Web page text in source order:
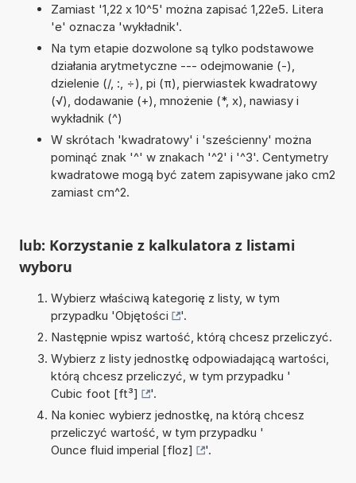
Zamiast '1,22 x 10^5' można zapisać 1,22e5. Litera
'e' oznacza 'wykładnik'.
Na tym etapie dozwolone są tylko podstawowe
działania arytmetyczne --- odejmowanie (-),
dzielenie (/, :, ÷), pi (π), pierwiastek kwadratowy
(√), dodawanie (+), mnożenie (*, x), nawiasy i
wykładnik (^)
W skrótach 'kwadratowy' i 'sześcienny' można
pominąć znak '^' w znakach '^2' i '^3'. Centymetry
kwadratowe mogą być zatem zapisywane jako cm2
zamiast cm^2.
lub: Korzystanie z kalkulatora z listami
wyboru
Wybierz właściwą kategorię z listy, w tym
przypadku 'Objętości
'.
Następnie wpisz wartość, którą chcesz przeliczyć.
Wybierz z listy jednostkę odpowiadającą wartości,
którą chcesz przeliczyć, w tym przypadku '
Cubic foot [ft³]
'.
Na koniec wybierz jednostkę, na którą chcesz
przeliczyć wartość, w tym przypadku '
Ounce fluid imperial [floz]
'.